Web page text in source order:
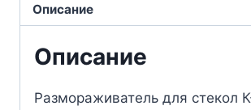
Описание
Описание
Размораживатель для стекол